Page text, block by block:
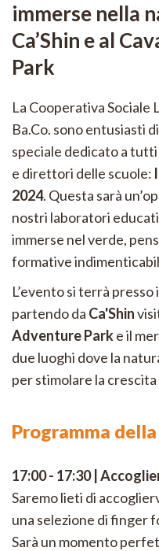
immerse nella
Ca’Shin e al
Park
La Cooperativa Sociale
Ba.Co. sono entusiasti
speciale dedicato a
e direttori delle scuole:
2024. Questa sarà
nostri laboratori
immerse nel verde,
formative
L’evento si terrà
partendo da Ca'Shin
Adventure Parke il
due luoghi dove la
per stimolare la
Programma
17:00 - 17:30 |
Saremo lieti di
una selezione di finger
Sarà un momento